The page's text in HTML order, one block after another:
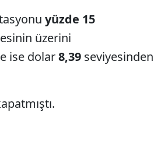
yüzde 15
üzerini
ise dolar8,39 seviyesinden